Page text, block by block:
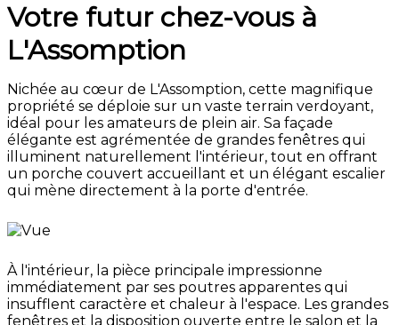
Votre futur chez-vous à
L'Assomption
Nichée au cœur de L'Assomption, cette magnifique
propriété se déploie sur un vaste terrain verdoyant,
idéal pour les amateurs de plein air. Sa façade
élégante est agrémentée de grandes fenêtres qui
illuminent naturellement l'intérieur, tout en offrant
un porche couvert accueillant et un élégant escalier
qui mène directement à la porte d'entrée.
À l'intérieur, la pièce principale impressionne
immédiatement par ses poutres apparentes qui
insufflent caractère et chaleur à l'espace. Les grandes
fenêtres et la disposition ouverte entre le salon et la